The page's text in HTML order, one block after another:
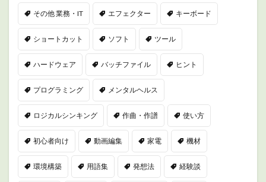
その他 業務・IT エフェクター キーボード
ショートカット ソフト ツール
ハードウェア バッチファイル ヒント
プログラミング メンタルヘルス
ロジカルシンキング 作曲・作譜 使い方
初心者向け 動画編集 家電 機材
環境構築 用語集 発想法 経験談